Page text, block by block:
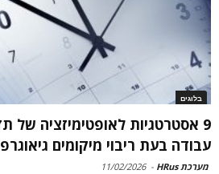
בלוגים
9 אסטרטגיות לאופטימיזציה של
עבודה בעת ריבוי מיקומים
מערכת HRus -
11/02/2026